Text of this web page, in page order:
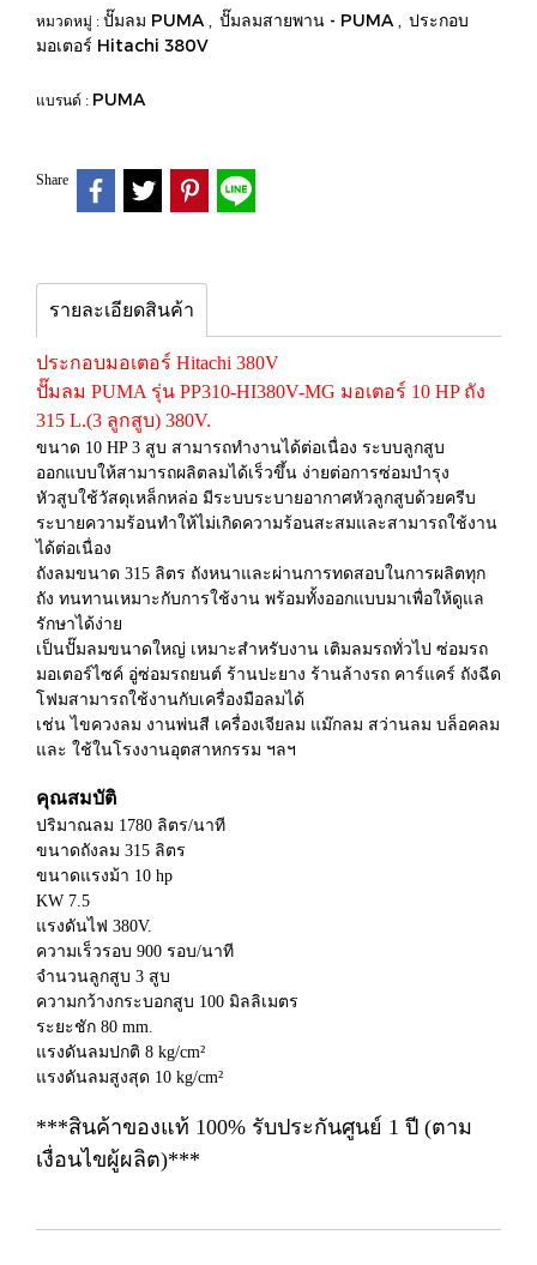
หมวดหมู่ : ปั๊มลม PUMA , ปั๊มลมสายพาน - PUMA , ประกอบ
มอเตอร์ Hitachi 380V
แบรนด์ : PUMA
Share
รายละเอียดสินค้า
ประกอบมอเตอร์ Hitachi 380V
ปั๊มลม PUMA รุ่น PP310-HI380V-MG มอเตอร์ 10 HP ถัง
315 L.(3 ลูกสูบ) 380V.
ขนาด 10 HP 3 สูบ สามารถทำงานได้ต่อเนื่อง ระบบลูกสูบ
ออกแบบให้สามารถผลิตลมได้เร็วขึ้น ง่ายต่อการซ่อมบำรุง
หัวสูบใช้วัสดุเหล็กหล่อ มีระบบระบายอากาศหัวลูกสูบด้วยครีบ
ระบายความร้อนทำให้ไม่เกิดความร้อนสะสมและสามารถใช้งาน
ได้ต่อเนื่อง
ถังลมขนาด 315 ลิตร ถังหนาและผ่านการทดสอบในการผลิตทุก
ถัง ทนทานเหมาะกับการใช้งาน พร้อมทั้งออกแบบมาเพื่อให้ดูแล
รักษาได้ง่าย
เป็นปั๊มลมขนาดใหญ่ เหมาะสำหรับงาน เติมลมรถทั่วไป ซ่อมรถ
มอเตอร์ไซค์ อู่ซ่อมรถยนต์ ร้านปะยาง ร้านล้างรถ คาร์แคร์ ถังฉีด
โฟมสามารถใช้งานกับเครื่องมือลมได้
เช่น ไขควงลม งานพ่นสี เครื่องเจียลม แม๊กลม สว่านลม บล็อคลม
และ ใช้ในโรงงานอุตสาหกรรม ฯลฯ
คุณสมบัติ
ปริมาณลม 1780 ลิตร/นาที
ขนาดถังลม 315 ลิตร
ขนาดแรงม้า 10 hp
KW 7.5
แรงดันไฟ 380V.
ความเร็วรอบ 900 รอบ/นาที
จำนวนลูกสูบ 3 สูบ
ความกว้างกระบอกสูบ 100 มิลลิเมตร
ระยะชัก 80 mm.
แรงดันลมปกติ 8 kg/cm²
แรงดันลมสูงสุด 10 kg/cm²
***สินค้าของแท้ 100% รับประกันศูนย์ 1 ปี (ตาม
เงื่อนไขผู้ผลิต)***